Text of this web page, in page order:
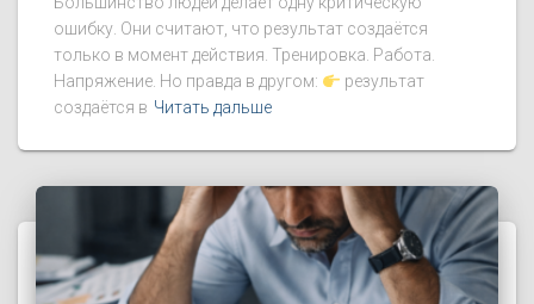
ошибку. Они считают, что результат создаётся
только в момент действия. Тренировка. Работа.
Напряжение. Но правда в другом:
результат
создаётся в Читать дальше